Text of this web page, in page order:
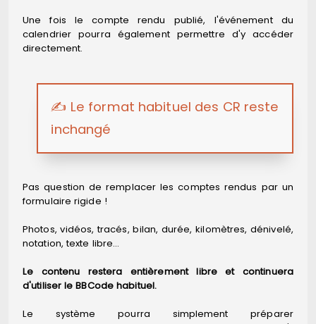
Une fois le compte rendu publié, l'événement du
calendrier pourra également permettre d'y accéder
directement.
✍️ Le format habituel des CR reste
inchangé
Pas question de remplacer les comptes rendus par un
formulaire rigide !
Photos, vidéos, tracés, bilan, durée, kilomètres, dénivelé,
notation, texte libre…
Le contenu restera entièrement libre et continuera
d'utiliser le BBCode habituel.
Le système pourra simplement préparer